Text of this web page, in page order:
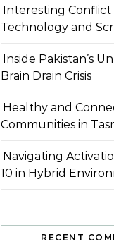
Interesting Conflict
Technology and
Inside Pakistan’s
Brain Drain Crisis
Healthy and
Communities in
Navigating
10 in Hybrid
RECENT